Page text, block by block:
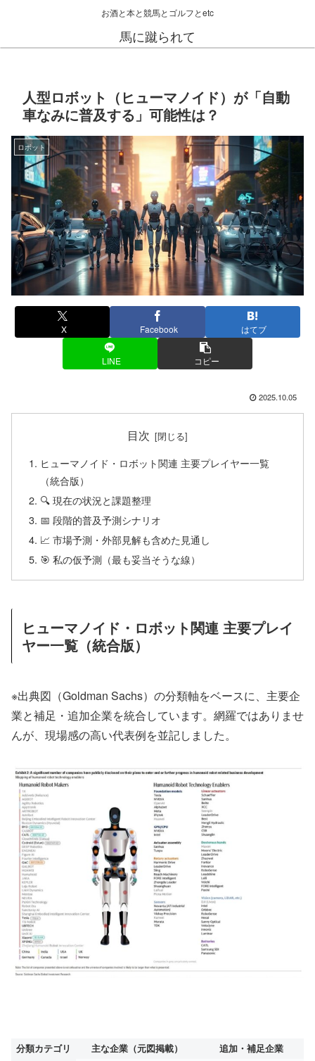
お酒と本と競馬とゴルフとetc
馬に蹴られて
人型ロボット（ヒューマノイド）が「自動
車なみに普及する」可能性は？
ロボット
X Facebook はてブ
LINE コピー
2025.10.05
目次
ヒューマノイド・ロボット関連 主要プレイヤー一覧
（統合版）
🔍 現在の状況と課題整理
📅 段階的普及予測シナリオ
📈 市場予測・外部見解も含めた見通し
🎯 私の仮予測（最も妥当そうな線）
ヒューマノイド・ロボット関連 主要プレイ
ヤー一覧（統合版）
※出典図（Goldman Sachs）の分類軸をベースに、主要企
業と補足・追加企業を統合しています。網羅ではありませ
んが、現場感の高い代表例を並記しました。
分類カテゴリ 主な企業（元図掲載） 追加・補足企業